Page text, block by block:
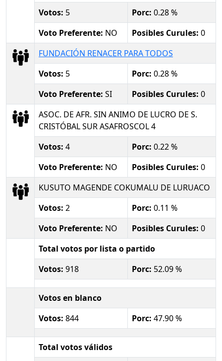
Votos: 5 Porc: 0.28 %
Voto Preferente: NO Posibles Curules: 0
FUNDACIÓN RENACER PARA TODOS
Votos: 5 Porc: 0.28 %
Voto Preferente: SI Posibles Curules: 0
ASOC. DE AFR. SIN ANIMO DE LUCRO DE S.
CRISTÓBAL SUR ASAFROSCOL 4
Votos: 4 Porc: 0.22 %
Voto Preferente: NO Posibles Curules: 0
KUSUTO MAGENDE COKUMALU DE LURUACO
Votos: 2 Porc: 0.11 %
Voto Preferente: NO Posibles Curules: 0
Total votos por lista o partido
Votos: 918 Porc: 52.09 %
Votos en blanco
Votos: 844 Porc: 47.90 %
Total votos válidos